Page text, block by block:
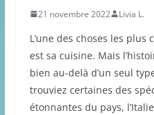
21 novembre 2022 Livia L.
L’une des choses les
est sa cuisine. Mais
bien au-delà d’un seul
trouviez certaines des
étonnantes du pays,